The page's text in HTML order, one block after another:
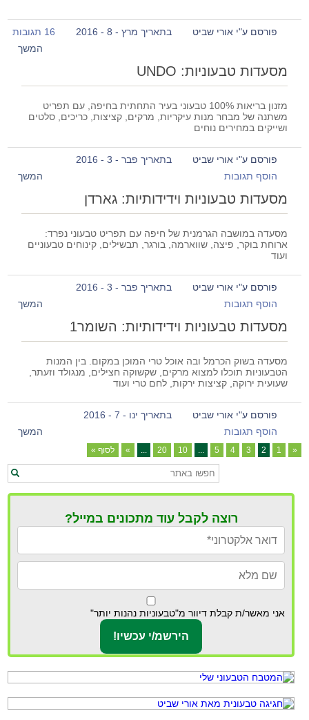
פורסם ע"י אורי שביט בתאריך מרץ - 8 - 2016
16 תגובות
המשך
מסעדות טבעוניות: UNDO
מזנון בריאות 100% טבעוני בעיר התחתית בחיפה, עם תפריט
משתנה של מבחר מנות עיקריות, מרקים, קציצות, כריכים, סלטים
ושייקים במחירים נוחים
פורסם ע"י אורי שביט
בתאריך פבר - 3 - 2016
הוסף תגובות
המשך
מסעדות טבעוניות וידידותיות: גארדן
מסעדה במושבה הגרמנית של חיפה עם תפריט טבעוני נפרד:
ארוחת בוקר, פיצה, שווארמה, בורגר, תבשילים, קינוחים טבעוניים
ועוד
פורסם ע"י אורי שביט
בתאריך פבר - 3 - 2016
הוסף תגובות
המשך
מסעדות טבעוניות וידידותיות: השומר1
מסעדה בשוק הכרמל ובה אוכל טרי המוכן במקום. בין המנות
הטבעוניות תוכלו למצוא מרקים, שקשוקה חצילים, מנגולד וזעתר,
שעועית ירוקה, קציצות ירקות, לחם טרי ועוד
פורסם ע"י אורי שביט
בתאריך ינו - 7 - 2016
הוסף תגובות
המשך
«
1
2
3
4
5
...
10
20
...
» לסוף »
רוצה לקבל עוד מתכונים במייל?
אני מאשר/ת קבלת דיוור מ"טבעוניות נהנות יותר"